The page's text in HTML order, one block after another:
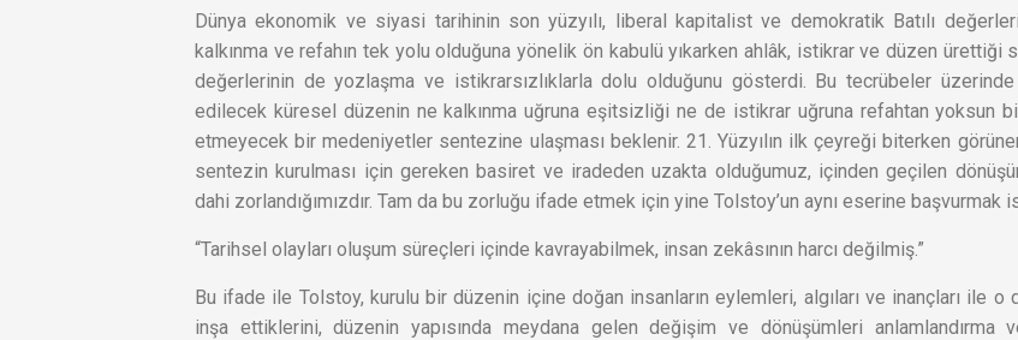
Dünya ekonomik ve siyasi tarihinin son yüzyılı, liberal kapitalist ve demokratik Batılı değerleri
kalkınma ve refahın tek yolu olduğuna yönelik ön kabulü yıkarken ahlâk, istikrar ve düzen ürettiği
değerlerinin de yozlaşma ve istikrarsızlıklarla dolu olduğunu gösterdi. Bu tecrübeler
edilecek küresel düzenin ne kalkınma uğruna eşitsizliği ne de istikrar uğruna refahtan yoksun
etmeyecek bir medeniyetler sentezine ulaşması beklenir. 21. Yüzyılın ilk çeyreği biterken
sentezin kurulması için gereken basiret ve iradeden uzakta olduğumuz, içinden geçilen
dahi zorlandığımızdır. Tam da bu zorluğu ifade etmek için yine Tolstoy’un aynı eserine başvurmak
“Tarihsel olayları oluşum süreçleri içinde kavrayabilmek, insan zekâsının harcı değilmiş.”
Bu ifade ile Tolstoy, kurulu bir düzenin içine doğan insanların eylemleri, algıları ve inançları ile o
inşa ettiklerini, düzenin yapısında meydana gelen değişim ve dönüşümleri anlamlandırma